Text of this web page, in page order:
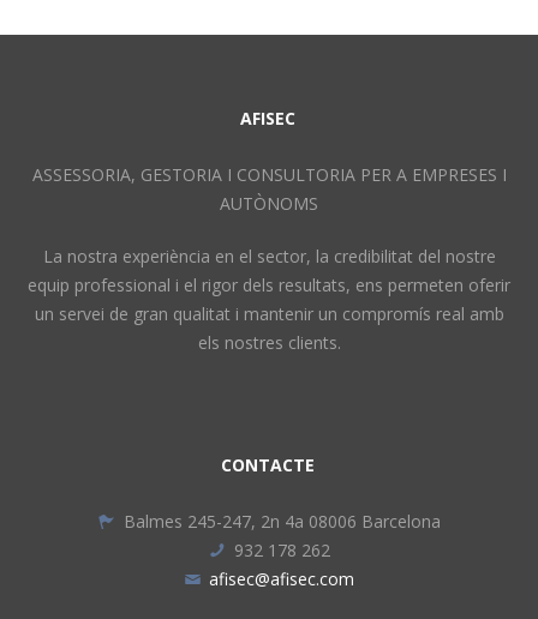
AFISEC
ASSESSORIA, GESTORIA I CONSULTORIA PER A EMPRESES I
AUTÒNOMS
La nostra experiència en el sector, la credibilitat del nostre
equip professional i el rigor dels resultats, ens permeten oferir
un servei de gran qualitat i mantenir un compromís real amb
els nostres clients.
CONTACTE
Balmes 245-247, 2n 4a 08006 Barcelona
932 178 262
afisec@afisec.com